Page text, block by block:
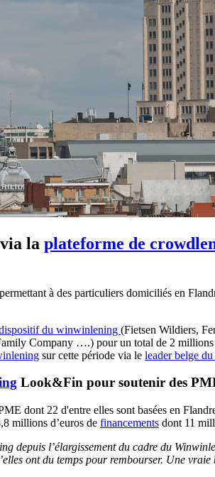
la plateforme de
à des particuliers domiciliés en
du winwinlening (Fietsen Wildiers,
Company ….) pour un total de 2 millions
sur cette période via le leader belge
Look&Fin pour soutenir des
dont 22 d'entre elles sont basées en
millions d’euros de financements dont 11
depuis l’élargissement du cadre du
ont du temps pour rembourser. Une